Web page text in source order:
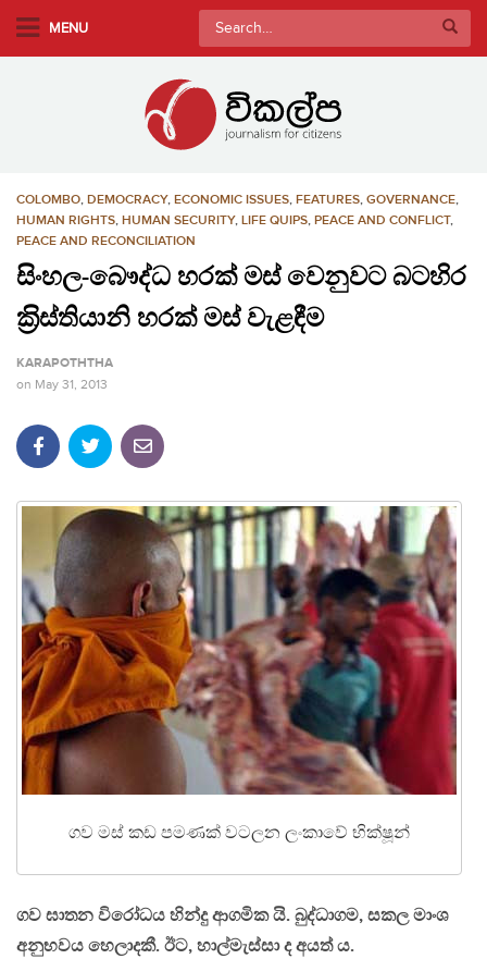
MENU
Search
for:
COLOMBO, DEMOCRACY, ECONOMIC ISSUES, FEATURES, GOVERNANCE,
HUMAN RIGHTS, HUMAN SECURITY, LIFE QUIPS, PEACE AND CONFLICT,
PEACE AND RECONCILIATION
සිංහල-බෞද්ධ හරක් මස් වෙනුවට බටහිර
ක‍්‍රිස්තියානි හරක් මස් වැළඳීම
KARAPOTHTHA
on May 31, 2013
ගව මස් කඩ පමණක් වටලන ලංකාවේ භික්ෂූන්
ගව ඝාතන විරෝධය හින්දු ආගමික යි. බුද්ධාගම, සකල මාංශ
අනුභවය හෙලාදකී. ඊට, හාල්මැස්සා ද අයත් ය.